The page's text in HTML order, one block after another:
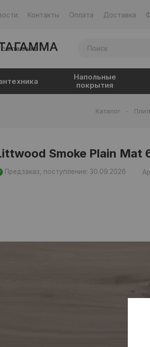
Контакты Оплата Доставка
сантехника ·
Напольные
покрытия
Каталог -
Smoke Plain Mat
Предзаказ, поступление: 30.09.2026